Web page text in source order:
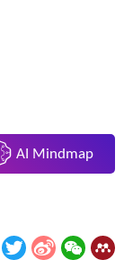
AI Mindmap